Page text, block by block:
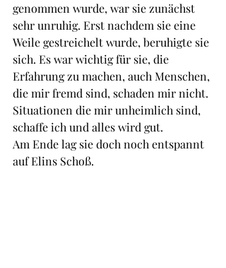
genommen wurde, war sie zunächst
sehr unruhig. Erst nachdem sie eine
Weile gestreichelt wurde, beruhigte sie
sich. Es war wichtig für sie, die
Erfahrung zu machen, auch Menschen,
die mir fremd sind, schaden mir nicht.
Situationen die mir unheimlich sind,
schaffe ich und alles wird gut.
Am Ende lag sie doch noch entspannt
auf Elins Schoß.